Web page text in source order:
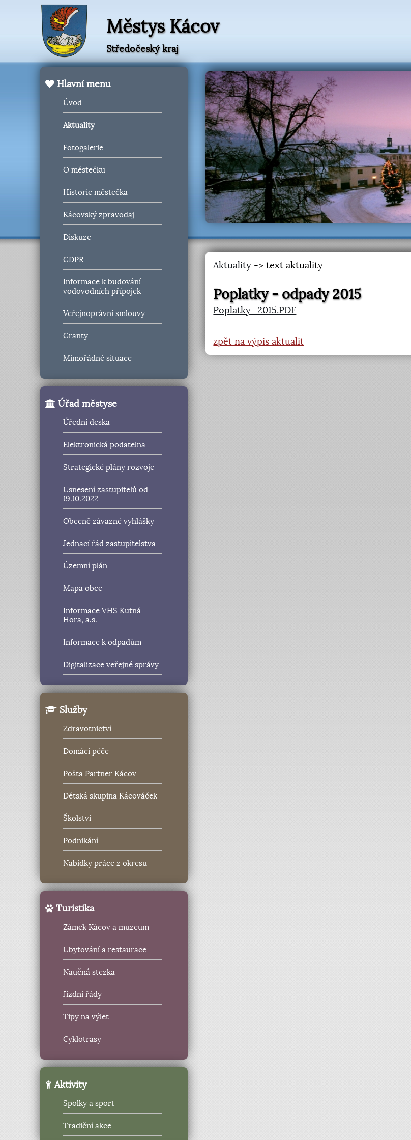
Městys Kácov
Středočeský kraj
Hlavní menu
Úvod
Aktuality
Fotogalerie
O městečku
Historie městečka
Kácovský zpravodaj
Diskuze
GDPR
Informace k budování
vodovodních přípojek
Veřejnoprávní smlouvy
Granty
Mimořádné situace
Úřad městyse
Úřední deska
Elektronická podatelna
Strategické plány rozvoje
Usnesení zastupitelů od
19.10.2022
Obecně závazné vyhlášky
Jednací řád zastupitelstva
Územní plán
Mapa obce
Informace VHS Kutná
Hora, a.s.
Informace k odpadům
Digitalizace veřejné správy
Služby
Zdravotnictví
Domácí péče
Pošta Partner Kácov
Dětská skupina Kácováček
Školství
Podnikání
Nabídky práce z okresu
Turistika
Zámek Kácov a muzeum
Ubytování a restaurace
Naučná stezka
Jízdní řády
Tipy na výlet
Cyklotrasy
Aktivity
Spolky a sport
Tradiční akce
Aktuality -> text aktuality
Poplatky - odpady 2015
Poplatky_2015.PDF
zpět na výpis aktualit